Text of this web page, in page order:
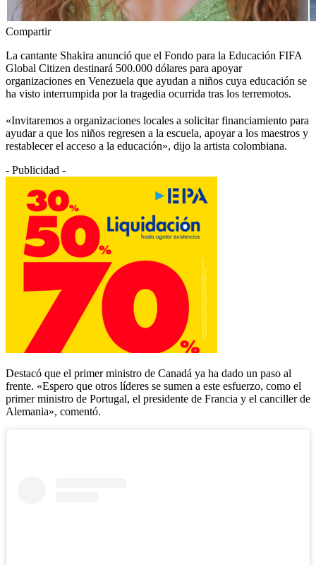
Compartir
La cantante Shakira anunció que el Fondo para la Educación FIFA
Global Citizen destinará 500.000 dólares para apoyar
organizaciones en Venezuela que ayudan a niños cuya educación se
ha visto interrumpida por la tragedia ocurrida tras los terremotos.
«Invitaremos a organizaciones locales a solicitar financiamiento para
ayudar a que los niños regresen a la escuela, apoyar a los maestros y
restablecer el acceso a la educación», dijo la artista colombiana.
- Publicidad -
Destacó que el primer ministro de Canadá ya ha dado un paso al
frente. «Espero que otros líderes se sumen a este esfuerzo, como el
primer ministro de Portugal, el presidente de Francia y el canciller de
Alemania», comentó.